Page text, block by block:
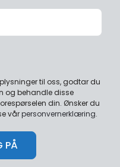
til oss, godtar du
og behandle disse
din. Ønsker du
vårpersonvernerklæring.